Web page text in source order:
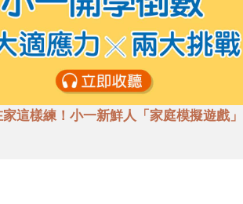
這樣練！小一新鮮人「家庭模擬遊戲」